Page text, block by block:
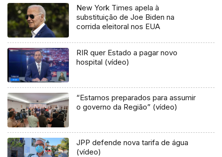
New York Times apela à
substituição de Joe Biden na
corrida eleitoral nos EUA
RIR quer Estado a pagar novo
hospital (vídeo)
“Estamos preparados para assumir
o governo da Região” (vídeo)
JPP defende nova tarifa de água
(vídeo)